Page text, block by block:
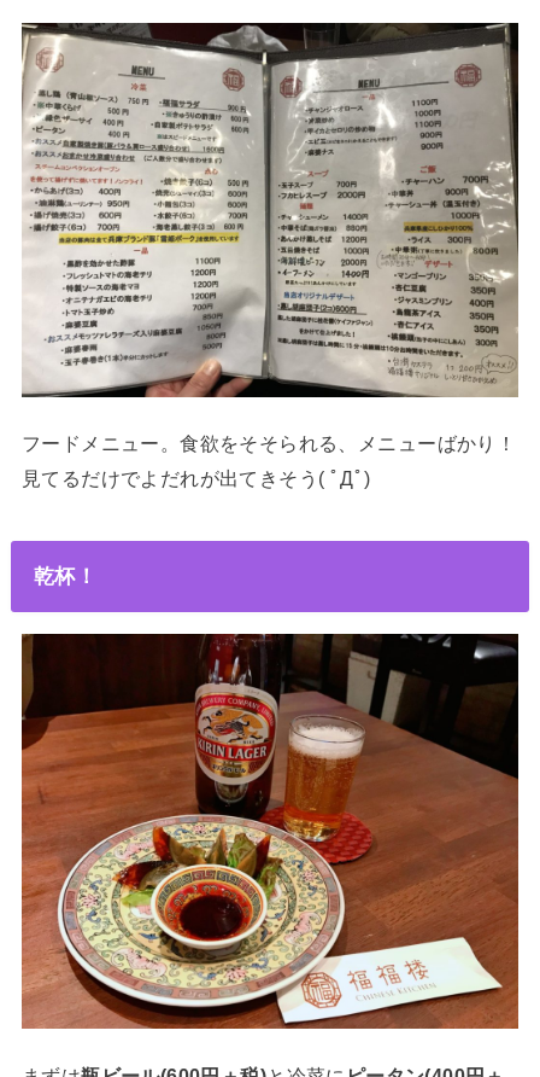
フードメニュー。食欲をそそられる、メニューばかり！
見てるだけでよだれが出てきそう( ﾟДﾟ)
乾杯！